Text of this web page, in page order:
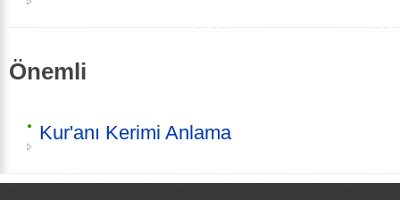
Önemli
Kur'anı Kerimi Anlama